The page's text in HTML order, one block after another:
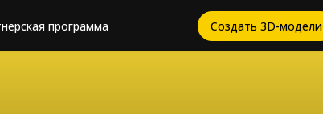
программа Создать 3D-модели